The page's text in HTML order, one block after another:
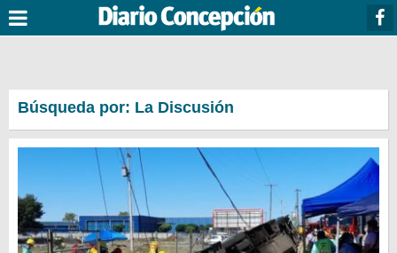
Búsqueda por: La Discusión